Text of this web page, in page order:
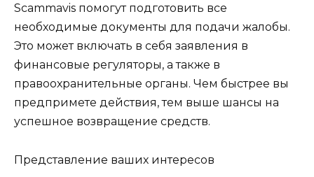
Scammavis помогут подготовить все
необходимые документы для подачи жалобы.
Это может включать в себя заявления в
финансовые регуляторы, а также в
правоохранительные органы. Чем быстрее вы
предпримете действия, тем выше шансы на
успешное возвращение средств.
Представление ваших интересов